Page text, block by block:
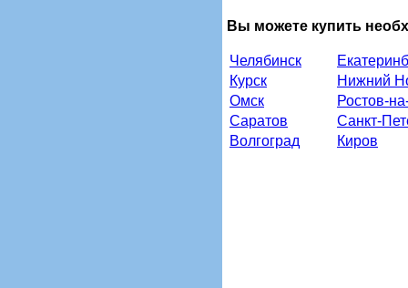
Вы можете купить
Челябинск
Курск
Нижний
Омск
Ростов-
Саратов
Санкт-
Волгоград
Киров